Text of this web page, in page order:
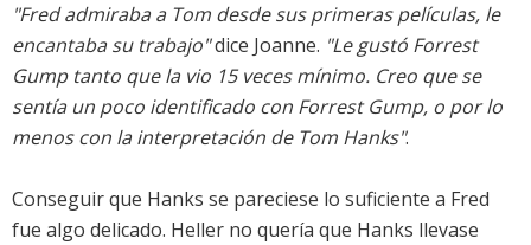
"Fred admiraba a Tom desde sus primeras películas, le
encantaba su trabajo"dice Joanne. "Le gustó Forrest
Gump tanto que la vio 15 veces mínimo. Creo que se
sentía un poco identificado con Forrest Gump, o por lo
menos con la interpretación de Tom Hanks".
Conseguir que Hanks se pareciese lo suficiente a Fred
fue algo delicado. Heller no quería que Hanks llevase